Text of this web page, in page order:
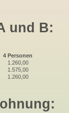
und B:
4 Personen
1.260,00
1.575,00
1.260,00